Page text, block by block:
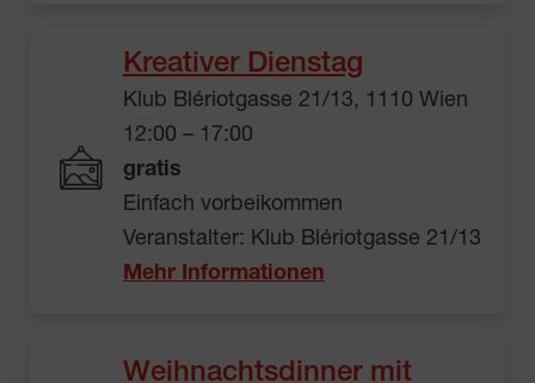
Kreativer Dienstag
Klub Blériotgasse 21/13, 1110 Wien
12:00 – 17:00
gratis
Einfach vorbeikommen
Veranstalter: Klub Blériotgasse 21/13
Mehr Informationen
Weihnachtsdinner mit